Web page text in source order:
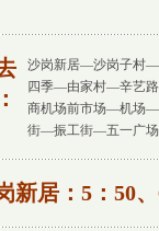
沙岗新居—沙岗子村
四季—由家村—辛艺
商机场前市场—机场
街—振工街—五一广
新居：5：50